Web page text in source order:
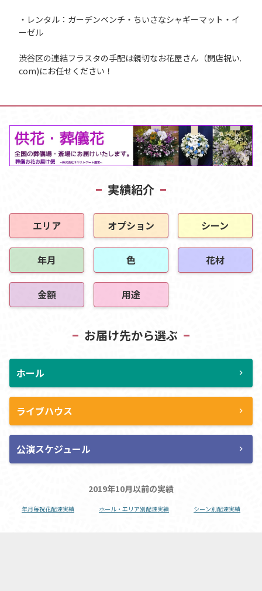
・レンタル：ガーデンベンチ・ちいさなシャギーマット・イ
ーゼル
渋谷区の連結フラスタの手配は親切なお花屋さん（開店祝い.
com)にお任せください！
実績紹介
エリア オプション シーン
年月 色 花材
金額 用途
お届け先から選ぶ
ホール chevron_right
ライブハウス chevron_right
公演スケジュール chevron_right
2019年10月以前の実績
年月毎祝花配達実績 ホール・エリア別配達実績 シーン別配達実績